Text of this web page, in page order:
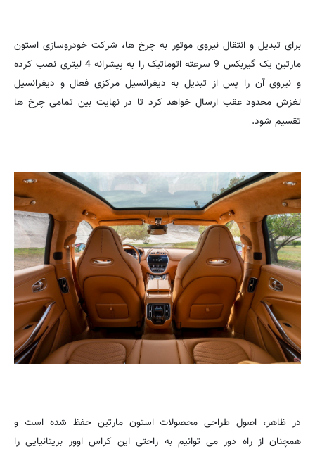
برای تبدیل و انتقال نیروی موتور به چرخ ها، شرکت خودروسازی استون
مارتین یک گیربکس 9 سرعته اتوماتیک را به پیشرانه 4 لیتری نصب کرده
و نیروی آن را پس از تبدیل به دیفرانسیل مرکزی فعال و دیفرانسیل
لغزش محدود عقب ارسال خواهد کرد تا در نهایت بین تمامی چرخ ها
تقسیم شود.
در ظاهر، اصول طراحی محصولات استون مارتین حفظ شده است و
همچنان از راه دور می توانیم به راحتی این کراس اوور بریتانیایی را